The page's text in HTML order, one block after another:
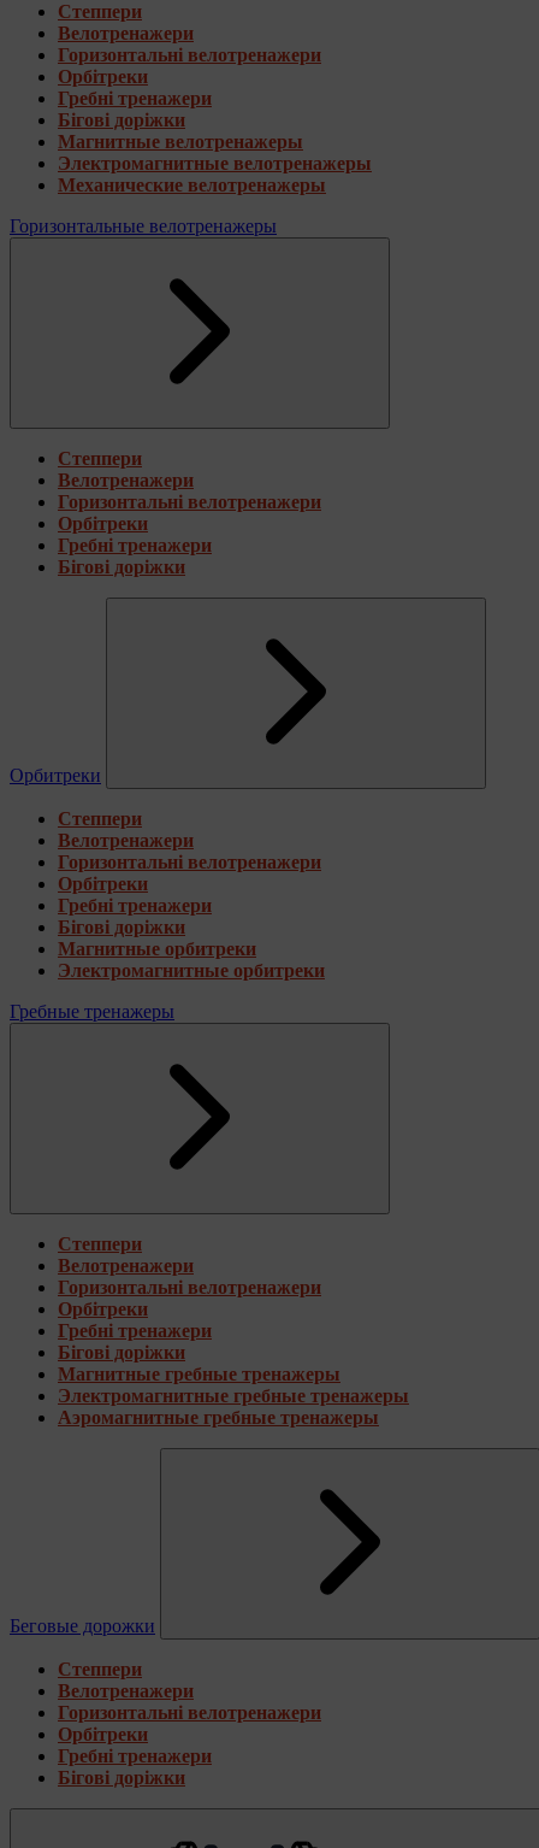
Степпери
Велотренажери
Горизонтальні велотренажери
Орбітреки
Гребні тренажери
Бігові доріжки
Магнитные велотренажеры
Электромагнитные велотренажеры
Механические велотренажеры
Горизонтальные велотренажеры
Степпери
Велотренажери
Горизонтальні велотренажери
Орбітреки
Гребні тренажери
Бігові доріжки
Орбитреки
Степпери
Велотренажери
Горизонтальні велотренажери
Орбітреки
Гребні тренажери
Бігові доріжки
Магнитные орбитреки
Электромагнитные орбитреки
Гребные тренажеры
Степпери
Велотренажери
Горизонтальні велотренажери
Орбітреки
Гребні тренажери
Бігові доріжки
Магнитные гребные тренажеры
Электромагнитные гребные тренажеры
Аэромагнитные гребные тренажеры
Беговые дорожки
Степпери
Велотренажери
Горизонтальні велотренажери
Орбітреки
Гребні тренажери
Бігові доріжки